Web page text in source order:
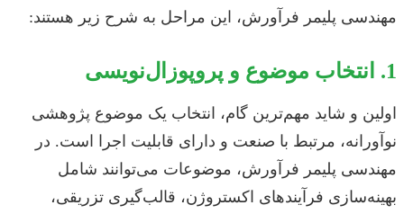
مهندسی پلیمر فرآورش، این مراحل به شرح زیر هستند:
1. انتخاب موضوع و پروپوزال‌نویسی
اولین و شاید مهم‌ترین گام، انتخاب یک موضوع پژوهشی
نوآورانه، مرتبط با صنعت و دارای قابلیت اجرا است. در
مهندسی پلیمر فرآورش، موضوعات می‌توانند شامل
بهینه‌سازی فرآیندهای اکستروژن، قالب‌گیری تزریقی،